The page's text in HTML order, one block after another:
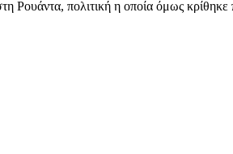
πολιτική η οποία όμως